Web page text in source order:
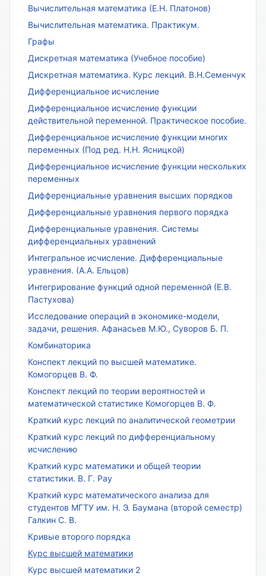
Вычислительная математика (Е.Н. Платонов)
Вычислительная математика. Практикум.
Графы
Дискретная математика (Учебное пособие)
Дискретная математика. Курс лекций. В.Н.Семенчук
Дифференциальное исчисление
Дифференциальное исчисление функции
действительной переменной. Практическое пособие.
Дифференциальное исчисление функции многих
переменных (Под ред. Н.Н. Ясницкой)
Дифференциальное исчисление функции нескольких
переменных
Дифференциальные уравнения высших порядков
Дифференциальные уравнения первого порядка
Дифференциальные уравнения. Системы
дифференциальных уравнений
Интегральное исчисление. Дифференциальные
уравнения. (А.А. Ельцов)
Интегрирование функций одной переменной (Е.В.
Пастухова)
Исследование операций в экономике-модели,
задачи, решения. Афанасьев М.Ю., Суворов Б. П.
Комбинаторика
Конспект лекций по высшей математике.
Комогорцев В. Ф.
Конспект лекций по теории вероятностей и
математической статистике Комогорцев В. Ф.
Краткий курс лекций по аналитической геометрии
Краткий курс лекций по дифференциальному
исчислению
Краткий курс математики и общей теории
статистики. В. Г. Рау
Краткий курс математического анализа для
студентов МГТУ им. Н. Э. Баумана (второй семестр)
Галкин С. В.
Кривые второго порядка
Курс высшей математики
Курс высшей математики 2